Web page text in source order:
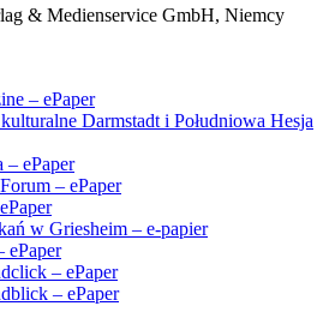
& Medienservice GmbH, Niemcy
– ePaper
Darmstadt i Południowa Hesja
– ePaper
– ePaper
w Griesheim – e-papier
ePaper
– ePaper
– ePaper